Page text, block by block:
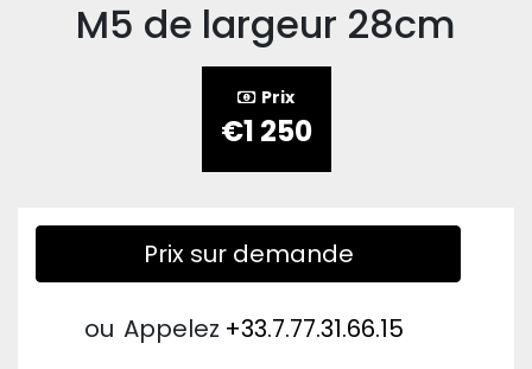
M5 de largeur 28cm
Prix
€1 250
Prix sur demande
ou Appelez +33.7.77.31.66.15